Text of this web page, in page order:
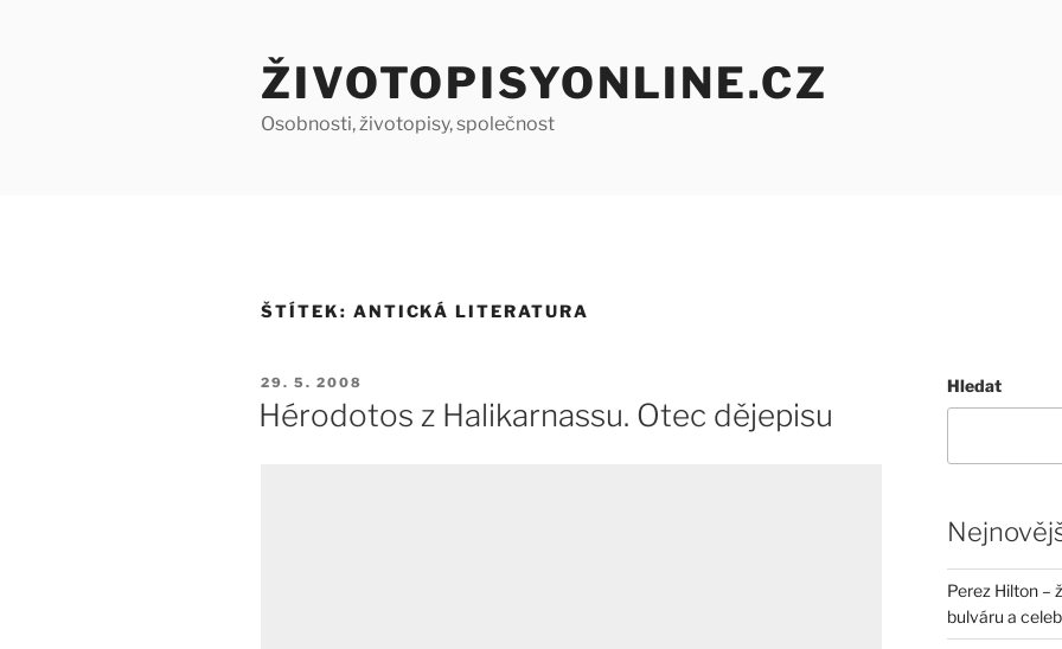
ŽIVOTOPISYONLINE.CZ
Osobnosti, životopisy, společnost
ŠTÍTEK: ANTICKÁ LITERATURA
PUBLIKOVÁNO
29. 5. 2008
Hérodotos z Halikarnassu. Otec dějepisu
Hledat
Perez Hilton –
bulváru a